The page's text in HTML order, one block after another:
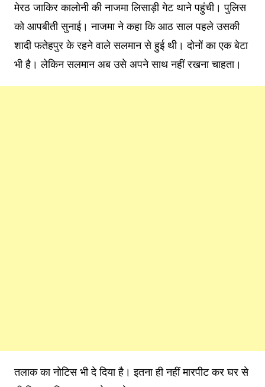
मेरठ जाकिर कालोनी की नाजमा लिसाड़ी गेट थाने पहुंची। पुलिस
को आपबीती सुनाई। नाजमा ने कहा कि आठ साल पहले उसकी
शादी फतेहपुर के रहने वाले सलमान से हुई थी। दोनों का एक बेटा
भी है। लेकिन सलमान अब उसे अपने साथ नहीं रखना चाहता।
तलाक का नोटिस भी दे दिया है। इतना ही नहीं मारपीट कर घर से